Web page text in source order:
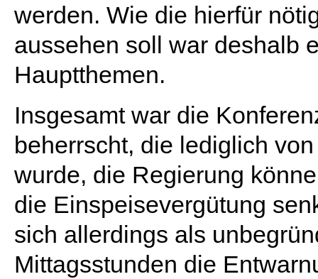
werden. Wie die hierfür
aussehen soll war deshalb
Hauptthemen.
Insgesamt war die
beherrscht, die lediglich
wurde, die Regierung
die Einspeisevergütung
sich allerdings als
Mittagsstunden die